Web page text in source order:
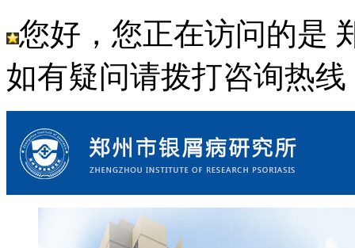
您好，您正在访问的是
如有疑问请拨打咨询热线